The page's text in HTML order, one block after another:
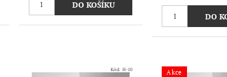
Kód: H-10 Akce